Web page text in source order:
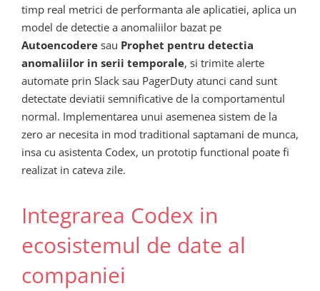
timp real metrici de performanta ale aplicatiei, aplica un
model de detectie a anomaliilor bazat pe
Autoencodere sau Prophet pentru detectia
anomaliilor in serii temporale, si trimite alerte
automate prin Slack sau PagerDuty atunci cand sunt
detectate deviatii semnificative de la comportamentul
normal. Implementarea unui asemenea sistem de la
zero ar necesita in mod traditional saptamani de munca,
insa cu asistenta Codex, un prototip functional poate fi
realizat in cateva zile.
Integrarea Codex in
ecosistemul de date al
companiei